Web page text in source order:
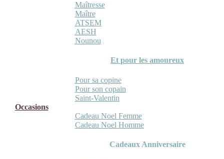
Maîtresse
Maître
ATSEM
AESH
Nounou
Et pour les amoureux
Pour sa copine
Pour son copain
Saint-Valentin
Occasions
Cadeau Noel Femme
Cadeau Noel Homme
Cadeaux Anniversaire